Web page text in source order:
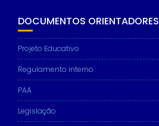
DOCUMENTOS ORIENTADORES
Projeto Educativo
Regulamento interno
PAA
Legislação